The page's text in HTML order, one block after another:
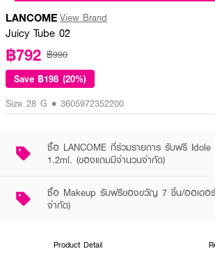
LANCOME View Brand
Juicy Tube 02
฿792 ฿990
Save ฿198 (20%)
Size 28 G • 3605972352200
ซื้อ LANCOME ที่ร่วมรายการ รับฟรี Idole
1.2ml. (ของแถมมีจำนวนจำกัด)
ซื้อ Makeup รับฟรีของขวัญ 7 ชิ้น/ออเดอ
จำกัด)
Product Detail